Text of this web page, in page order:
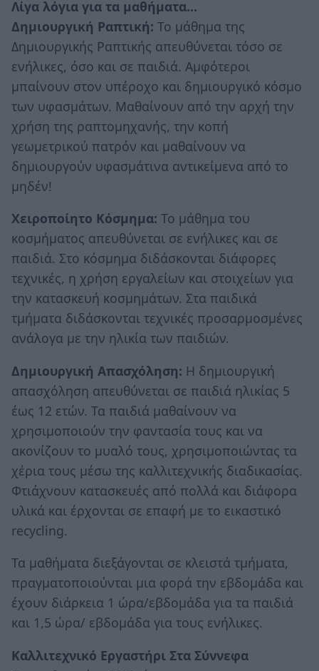
Λίγα λόγια για τα μαθήματα…
Δημιουργική Ραπτική: Το μάθημα της
Δημιουργικής Ραπτικής απευθύνεται τόσο σε
ενήλικες, όσο και σε παιδιά. Αμφότεροι
μπαίνουν στον υπέροχο και δημιουργικό κόσμο
των υφασμάτων. Μαθαίνουν από την αρχή την
χρήση της ραπτομηχανής, την κοπή
γεωμετρικού πατρόν και μαθαίνουν να
δημιουργούν υφασμάτινα αντικείμενα από το
μηδέν!
Χειροποίητο Κόσμημα: Το μάθημα του
κοσμήματος απευθύνεται σε ενήλικες και σε
παιδιά. Στο κόσμημα διδάσκονται διάφορες
τεχνικές, η χρήση εργαλείων και στοιχείων για
την κατασκευή κοσμημάτων. Στα παιδικά
τμήματα διδάσκονται τεχνικές προσαρμοσμένες
ανάλογα με την ηλικία των παιδιών.
Δημιουργική Απασχόληση: Η δημιουργική
απασχόληση απευθύνεται σε παιδιά ηλικίας 5
έως 12 ετών. Τα παιδιά μαθαίνουν να
χρησιμοποιούν την φαντασία τους και να
ακονίζουν το μυαλό τους, χρησιμοποιώντας τα
χέρια τους μέσω της καλλιτεχνικής διαδικασίας.
Φτιάχνουν κατασκευές από πολλά και διάφορα
υλικά και έρχονται σε επαφή με το εικαστικό
recycling.
Τα μαθήματα διεξάγονται σε κλειστά τμήματα,
πραγματοποιούνται μια φορά την εβδομάδα και
έχουν διάρκεια 1 ώρα/εβδομάδα για τα παιδιά
και 1,5 ώρα/ εβδομάδα για τους ενήλικες.
Καλλιτεχνικό Εργαστήρι Στα Σύννεφα